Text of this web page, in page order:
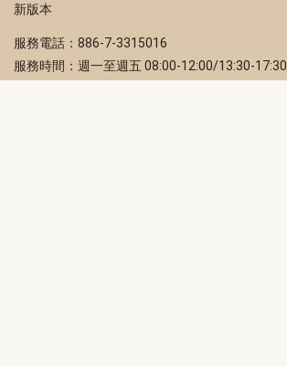
新版本
服務電話：886-7-3315016
服務時間：週一至週五 08:00-12:00/13:30-17:30